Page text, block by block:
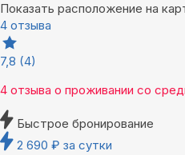
Показать расположение на
4 отзыва
7,8 (4)
4 отзыва о проживании со
Быстрое бронирование
2 690 ₽ за сутки